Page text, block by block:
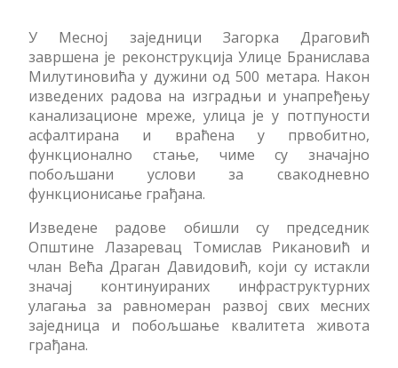
У Месној заједници Загорка Драговић
завршена је реконструкција Улице Бранислава
Милутиновића у дужини од 500 метара. Након
изведених радова на изградњи и унапређењу
канализационе мреже, улица је у потпуности
асфалтирана и враћена у првобитно,
функционално стање, чиме су значајно
побољшани услови за свакодневно
функционисање грађана.
Изведене радове обишли су председник
Општине Лазаревац Томислав Рикановић и
члан Већа Драган Давидовић, који су истакли
значај континуираних инфраструктурних
улагања за равномеран развој свих месних
заједница и побољшање квалитета живота
грађана.